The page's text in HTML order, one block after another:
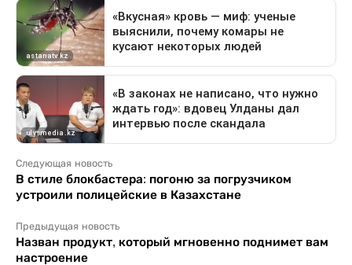
Следующая новость
В стиле блокбастера: погоню за погрузчиком
устроили полицейские в Казахстане
Предыдущая новость
Назван продукт, который мгновенно поднимет вам
настроение